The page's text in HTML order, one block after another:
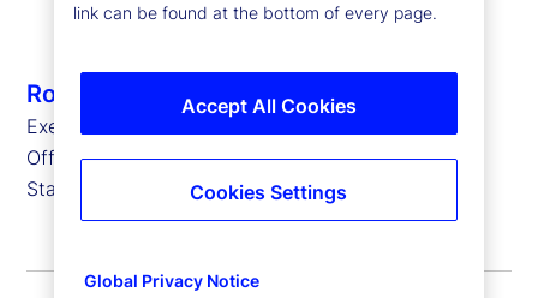
Robert Feighan
Executive Vice President and Chief Operating
Officer,
State Street Global Delivery
link can be found at the bottom of every page.
Global Privacy Notice
Accept All Cookies
Cookies Settings